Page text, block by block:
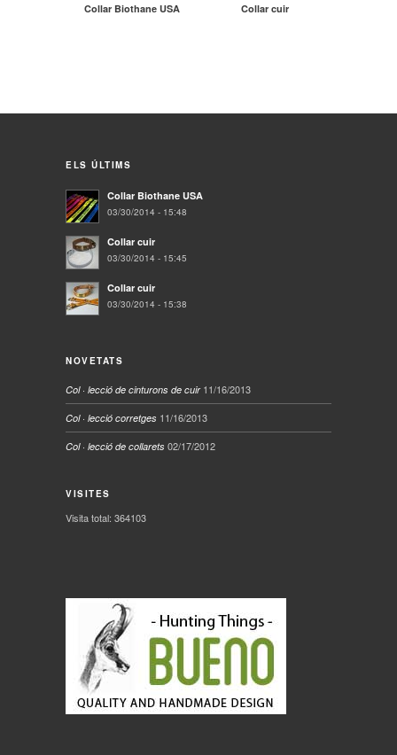
Collar Biothane USA Collar cuir
ELS ÚLTIMS
Collar Biothane USA
03/30/2014 - 15:48
Collar cuir
03/30/2014 - 15:45
Collar cuir
03/30/2014 - 15:38
NOVETATS
Col · lecció de cinturons de cuir 11/16/2013
Col · lecció corretges 11/16/2013
Col · lecció de collarets 02/17/2012
VISITES
Visita total: 364103